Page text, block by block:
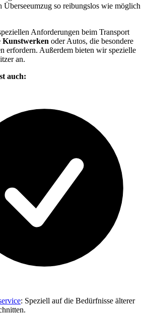
Überseeumzug so reibungslos wie möglich
Anforderungen beim Transport
Kunstwerken oder Autos, die besondere
erfordern. Außerdem bieten wir spezielle
an.
auch:
: Speziell auf die Bedürfnisse älterer